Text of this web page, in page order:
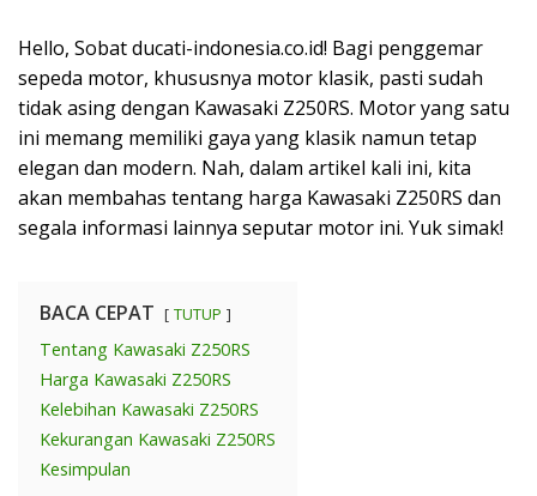
Hello, Sobat ducati-indonesia.co.id! Bagi penggemar
sepeda motor, khususnya motor klasik, pasti sudah
tidak asing dengan Kawasaki Z250RS. Motor yang satu
ini memang memiliki gaya yang klasik namun tetap
elegan dan modern. Nah, dalam artikel kali ini, kita
akan membahas tentang harga Kawasaki Z250RS dan
segala informasi lainnya seputar motor ini. Yuk simak!
BACA CEPAT TUTUP
Tentang Kawasaki Z250RS
Harga Kawasaki Z250RS
Kelebihan Kawasaki Z250RS
Kekurangan Kawasaki Z250RS
Kesimpulan